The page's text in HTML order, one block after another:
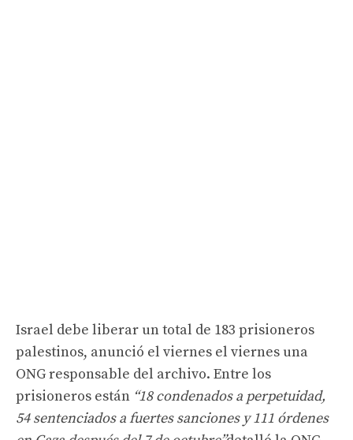
Israel debe liberar un total de 183 prisioneros
palestinos, anunció el viernes el viernes una
ONG responsable del archivo. Entre los
prisioneros están “18 condenados a perpetuidad,
54 sentenciados a fuertes sanciones y 111 órdenes